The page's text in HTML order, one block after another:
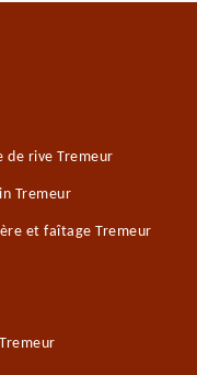
de rive Tremeur
Tremeur
et faîtage Tremeur